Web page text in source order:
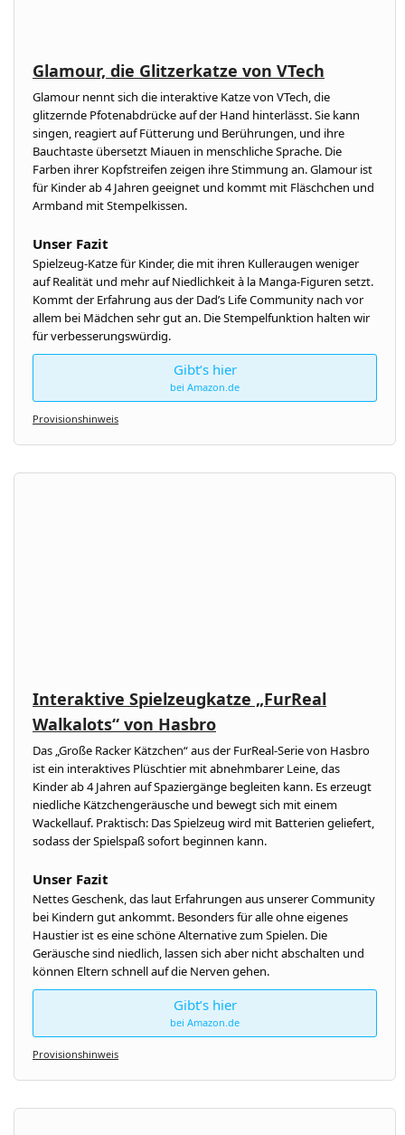
Glamour, die Glitzerkatze von VTech
Glamour nennt sich die interaktive Katze von VTech, die
glitzernde Pfotenabdrücke auf der Hand hinterlässt. Sie kann
singen, reagiert auf Fütterung und Berührungen, und ihre
Bauchtaste übersetzt Miauen in menschliche Sprache. Die
Farben ihrer Kopfstreifen zeigen ihre Stimmung an. Glamour ist
für Kinder ab 4 Jahren geeignet und kommt mit Fläschchen und
Armband mit Stempelkissen.
Unser Fazit
Spielzeug-Katze für Kinder, die mit ihren Kulleraugen weniger
auf Realität und mehr auf Niedlichkeit à la Manga-Figuren setzt.
Kommt der Erfahrung aus der Dad’s Life Community nach vor
allem bei Mädchen sehr gut an. Die Stempelfunktion halten wir
für verbesserungswürdig.
Gibt’s hier
bei Amazon.de
Provisionshinweis
Interaktive Spielzeugkatze „FurReal
Walkalots“ von Hasbro
Das „Große Racker Kätzchen“ aus der FurReal-Serie von Hasbro
ist ein interaktives Plüschtier mit abnehmbarer Leine, das
Kinder ab 4 Jahren auf Spaziergänge begleiten kann. Es erzeugt
niedliche Kätzchengeräusche und bewegt sich mit einem
Wackellauf. Praktisch: Das Spielzeug wird mit Batterien geliefert,
sodass der Spielspaß sofort beginnen kann.
Unser Fazit
Nettes Geschenk, das laut Erfahrungen aus unserer Community
bei Kindern gut ankommt. Besonders für alle ohne eigenes
Haustier ist es eine schöne Alternative zum Spielen. Die
Geräusche sind niedlich, lassen sich aber nicht abschalten und
können Eltern schnell auf die Nerven gehen.
Gibt’s hier
bei Amazon.de
Provisionshinweis